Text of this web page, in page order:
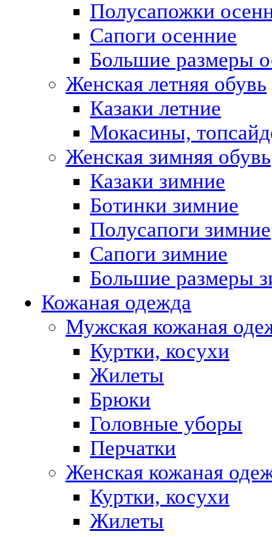
Полусапожки
Сапоги осенние
Большие размеры
Женская летняя обувь
Казаки летние
Мокасины,
Женская зимняя обувь
Казаки зимние
Ботинки зимние
Полусапоги зимние
Сапоги зимние
Большие размеры
Кожаная одежда
Мужская кожаная
Куртки, косухи
Жилеты
Брюки
Головные уборы
Перчатки
Женская кожаная
Куртки, косухи
Жилеты